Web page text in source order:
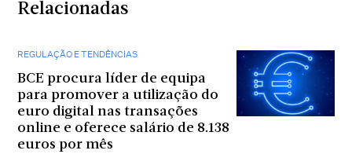
Relacionadas
REGULAÇÃO E TENDÊNCIAS
BCE procura líder de equipa
para promover a utilização do
euro digital nas transações
online e oferece salário de 8.138
euros por mês